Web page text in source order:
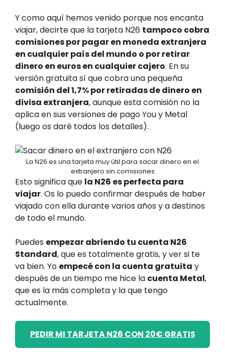
Y como aquí hemos venido porque nos encanta
viajar, decirte que la tarjeta N26 tampoco cobra
comisiones por pagar en moneda extranjera
en cualquier país del mundo o por retirar
dinero en euros en cualquier cajero. En su
versión gratuita sí que cobra una pequeña
comisión del 1,7% por retiradas de dinero en
divisa extranjera, aunque esta comisión no la
aplica en sus versiones de pago You y Metal
(luego os daré todos los detalles).
La N26 es una tarjeta muy útil para sacar dinero en el
extranjero sin comisiones
Esto significa que la N26 es perfecta para
viajar. Os lo puedo confirmar después de haber
viajado con ella durante varios años y a destinos
de todo el mundo.
Puedes empezar abriendo tu cuenta N26
Standard, que es totalmente gratis, y ver si te
va bien. Yo empecé con la cuenta gratuita y
después de un tiempo me hice la cuenta Metal,
que es la más completa y la que tengo
actualmente.
PEDIR MI TARJETA N26 CON 20€ GRATIS